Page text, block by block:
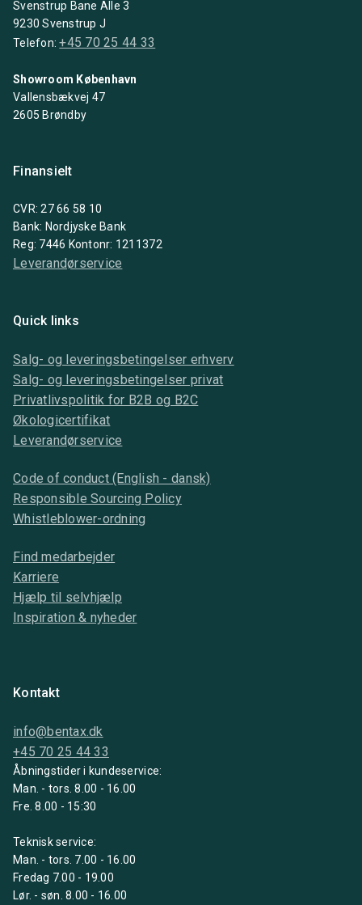
Svenstrup Bane Alle 3
9230 Svenstrup J
Telefon:+45 70 25 44 33
Showroom København
Vallensbækvej 47
2605 Brøndby
Finansielt
CVR: 27 66 58 10
Bank: Nordjyske Bank
Reg: 7446 Kontonr: 1211372
Leverandørservice
Quick links
Salg- og leveringsbetingelser erhverv
Salg- og leveringsbetingelser privat
Privatlivspolitik for B2B og B2C
Økologicertifikat
Leverandørservice
Code of conduct (English - dansk)
Responsible Sourcing Policy
Whistleblower-ordning
Find medarbejder
Karriere
Hjælp til selvhjælp
Inspiration & nyheder
Kontakt
info@bentax.dk
+45 70 25 44 33
Åbningstider i kundeservice:
Man. - tors. 8.00 - 16.00
Fre. 8.00 - 15:30
Teknisk service:
Man. - tors. 7.00 - 16.00
Fredag 7.00 - 19.00
Lør. - søn. 8.00 - 16.00